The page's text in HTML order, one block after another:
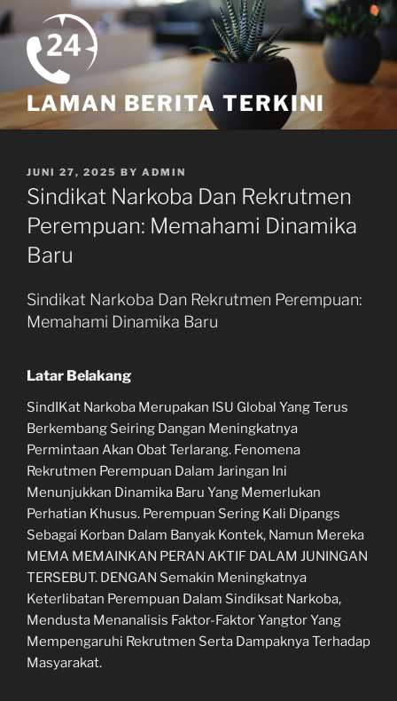
Skip
to
content
LAMAN BERITA TERKINI
POSTED
ON
JUNI 27, 2025 BY ADMIN
Sindikat Narkoba Dan Rekrutmen
Perempuan: Memahami Dinamika
Baru
Sindikat Narkoba Dan Rekrutmen Perempuan:
Memahami Dinamika Baru
Latar Belakang
SindIKat Narkoba Merupakan ISU Global Yang Terus
Berkembang Seiring Dangan Meningkatnya
Permintaan Akan Obat Terlarang. Fenomena
Rekrutmen Perempuan Dalam Jaringan Ini
Menunjukkan Dinamika Baru Yang Memerlukan
Perhatian Khusus. Perempuan Sering Kali Dipangs
Sebagai Korban Dalam Banyak Kontek, Namun Mereka
MEMA MEMAINKAN PERAN AKTIF DALAM JUNINGAN
TERSEBUT. DENGAN Semakin Meningkatnya
Keterlibatan Perempuan Dalam Sindiksat Narkoba,
Mendusta Menanalisis Faktor-Faktor Yangtor Yang
Mempengaruhi Rekrutmen Serta Dampaknya Terhadap
Masyarakat.